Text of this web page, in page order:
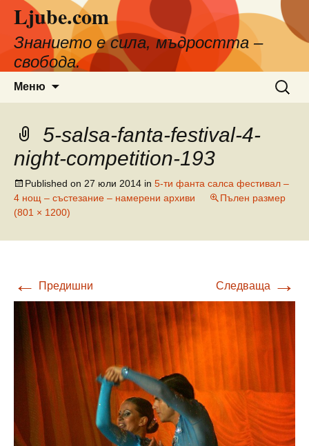
съдържанието
Ljube.com
Знанието е сила, мъдростта –
свобода.
Меню
за:
5-salsa-fanta-festival-4-
night-competition-193
Published on 27 юли 2014 in 5-ти фанта салса фестивал –
4 нощ – състезание – намерени архиви
Пълен размер
(801 × 1200)
← Предишни Следваща →